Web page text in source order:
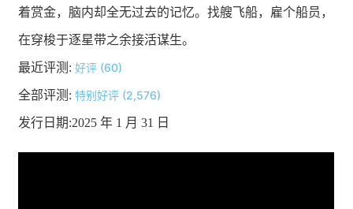
着赏金，脑内却全无过去的记忆。找艘飞船，雇个船员，
在穿梭于逐星带之余接活谋生。
最近评测: 好评 (60)
全部评测: 特别好评 (2,576)
发行日期:2025 年 1 月 31 日